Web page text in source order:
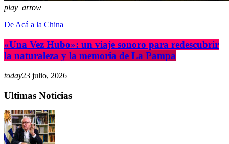
play_arrow
De Acá a la China
«Una Vez Hubo»: un viaje sonoro para redescubrir
la naturaleza y la memoria de La Pampa
today23 julio, 2026
Ultimas Noticias